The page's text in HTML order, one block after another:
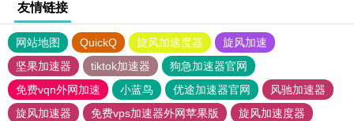
友情链接
网站地图 QuickQ 旋风加速度器
旋风加速
坚果加速器
tiktok加速器
狗急加速器官网
免费vqn外网加速
小蓝鸟 优途加速器官网
风驰加速器
旋风加速器
免费vps加速器外网苹果版 旋风加速度器